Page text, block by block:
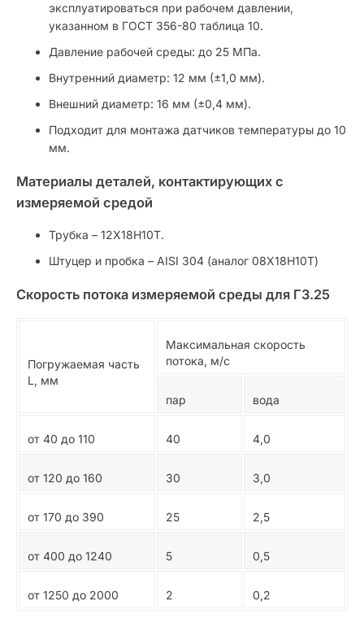
эксплуатироваться при рабочем давлении,
указанном в ГОСТ 356-80 таблица 10.
Давление рабочей среды: до 25 МПа.
Внутренний диаметр: 12 мм (±1,0 мм).
Внешний диаметр: 16 мм (±0,4 мм).
Подходит для монтажа датчиков температуры до 10
мм.
Материалы деталей, контактирующих с
измеряемой средой
Трубка – 12Х18Н10Т.
Штуцер и пробка – AISI 304 (аналог 08Х18Н10Т)
Скорость потока измеряемой среды для ГЗ.25
Погружаемая часть
L, мм
Максимальная скорость
потока, м/с
пар вода
от 40 до 110 40 4,0
от 120 до 160 30 3,0
от 170 до 390 25 2,5
от 400 до 1240 5 0,5
от 1250 до 2000 2 0,2